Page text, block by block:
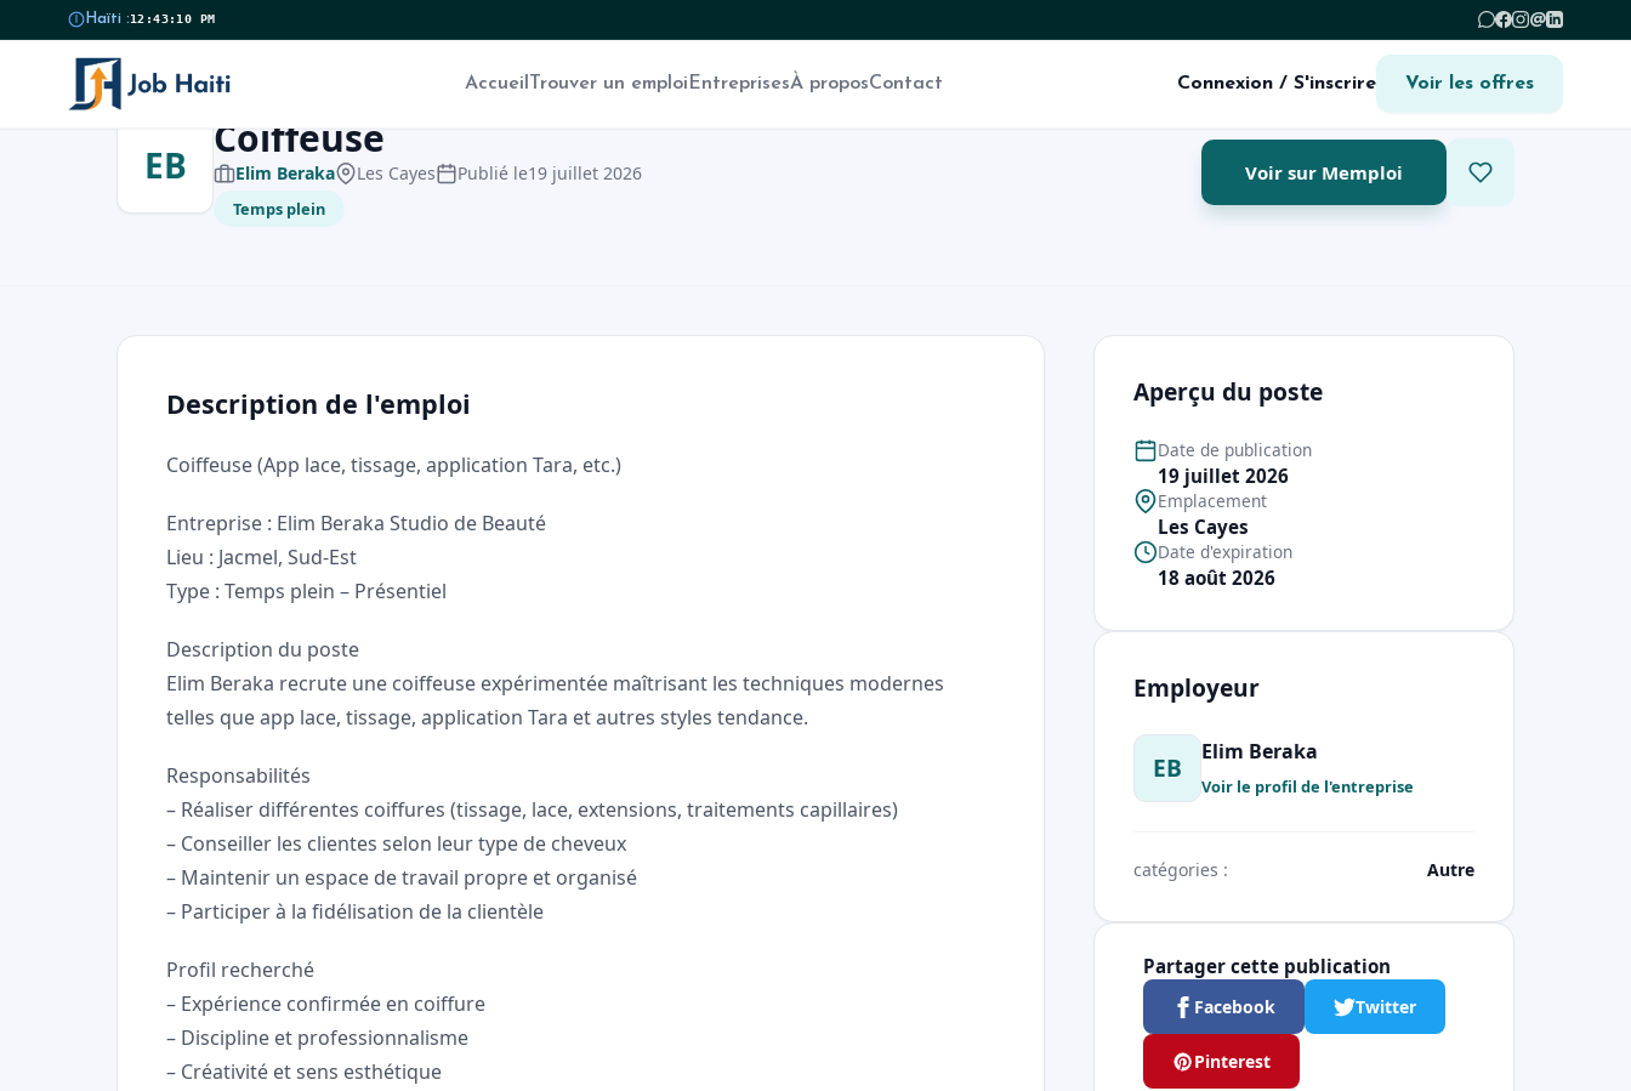
Haïti :12:43:10 PM @
Accueil Trouver un emploi EntreprisesÀ proposContact Connexion / S'inscrire Voir les offres
EB
Coiffeuse
Elim Beraka Les Cayes Publié le19 juillet 2026
Temps plein
Voir sur Memploi
Description de l'emploi
Coiffeuse (App lace, tissage, application Tara, etc.)
Entreprise : Elim Beraka Studio de Beauté
Lieu : Jacmel, Sud-Est
Type : Temps plein – Présentiel
Description du poste
Elim Beraka recrute une coiffeuse expérimentée maîtrisant les techniques modernes
telles que app lace, tissage, application Tara et autres styles tendance.
Responsabilités
– Réaliser différentes coiffures (tissage, lace, extensions, traitements capillaires)
– Conseiller les clientes selon leur type de cheveux
– Maintenir un espace de travail propre et organisé
– Participer à la fidélisation de la clientèle
Profil recherché
– Expérience confirmée en coiffure
– Discipline et professionnalisme
– Créativité et sens esthétique
Aperçu du poste
Date de publication
19 juillet 2026
Emplacement
Les Cayes
Date d'expiration
18 août 2026
Employeur
EB Elim Beraka
Voir le profil de l'entreprise
catégories : Autre
Partager cette publication
Facebook Twitter
Pinterest